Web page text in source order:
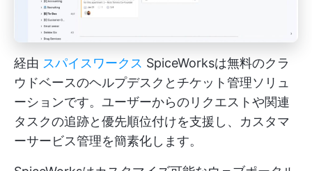
経由 スパイスワークス SpiceWorksは無料のクラ
ウドベースのヘルプデスクとチケット管理ソリュ
ーションです。ユーザーからのリクエストや関連
タスクの追跡と優先順位付けを支援し、カスタマ
ーサービス管理を簡素化します。